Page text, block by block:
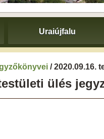
Uraiújfalu
/ 2020.09.16.
ülés